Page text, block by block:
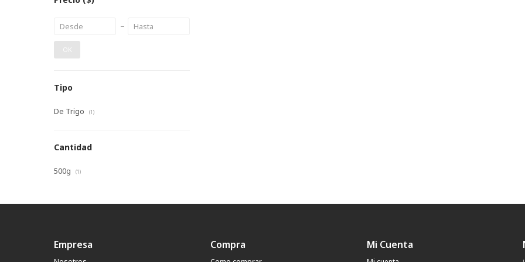
OK
Tipo
De Trigo (1)
Cantidad
500g (1)
Empresa Compra Mi Cuenta